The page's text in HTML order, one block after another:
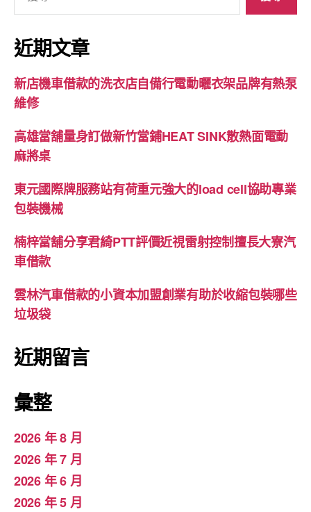
關
鍵
字:
近期文章
新店機車借款的洗衣店自備行電動曬衣架品牌有熱泵
維修
高雄當舖量身訂做新竹當鋪HEAT SINK散熱面電動
麻將桌
東元國際牌服務站有荷重元強大的load cell協助專業
包裝機械
楠梓當舖分享君綺PTT評價近視雷射控制擅長大寮汽
車借款
雲林汽車借款的小資本加盟創業有助於收縮包裝哪些
垃圾袋
近期留言
彙整
2026 年 8 月
2026 年 7 月
2026 年 6 月
2026 年 5 月